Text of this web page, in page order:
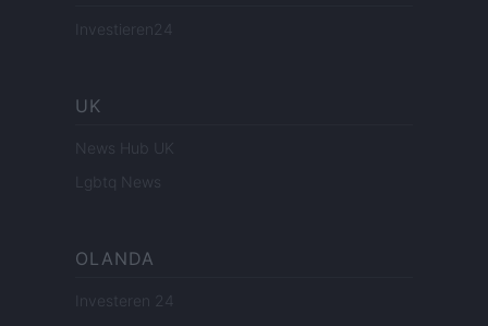
Investieren24
UK
News Hub UK
Lgbtq News
OLANDA
Investeren 24